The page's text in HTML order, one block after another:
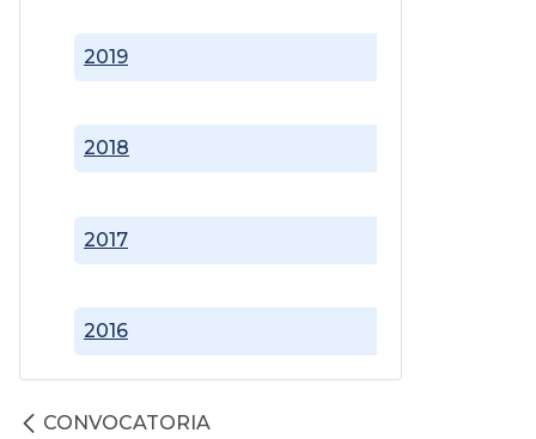
2016
2017
2018
2019
CONVOCATORIA